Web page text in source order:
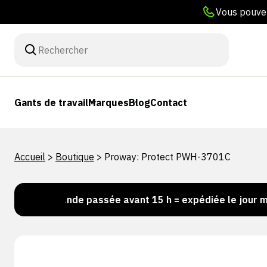
Vous
Gants de travailMarquesBlogContact
Accueil > Boutique > Proway: Protect PWH-3701C
passée avant 15 h = expédiée le jour même